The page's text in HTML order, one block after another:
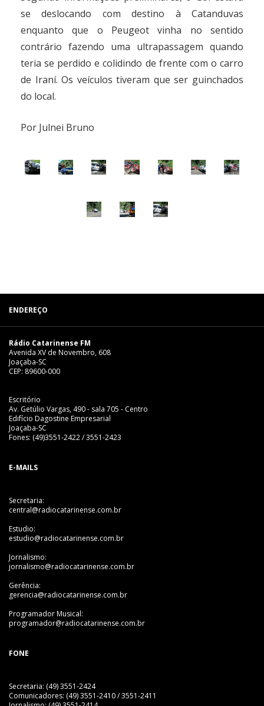
se deslocando com destino à Catanduvas
enquanto que o Peugeot vinha no sentido
contrário fazendo uma ultrapassagem quando
teria se perdido e colidindo de frente com o carro
de Iraní. Os veículos tiveram que ser guinchados
do local.
Por Julnei Bruno
ENDEREÇO
Rádio Catarinense FM
Avenida XV de Novembro, 608
Joaçaba-SC
CEP: 89600-000
Escritório
Av. Getúlio Vargas, 490 - sala 705 - Centro
Edifício Dagostine Empresarial
Joaçaba-SC
Fones: (49)3551-2422 / 3551-2423
E-MAILS
Secretaria:
central@radiocatarinense.com.br
Estudio:
estudio@radiocatarinense.com.br
Jornalismo:
jornalismo@radiocatarinense.com.br
Gerência:
gerencia@radiocatarinense.com.br
Programador Musical:
programador@radiocatarinense.com.br
FONE
Secretaria: (49) 3551-2424
Comunicadores: (49) 3551-2410 / 3551-2411